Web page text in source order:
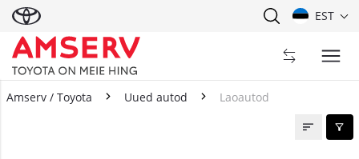
EST
Amserv / Toyota Uued autod Laoautod